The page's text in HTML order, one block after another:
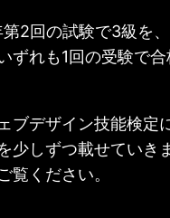
2回の試験で3級を
ずれも1回の受験で
ブデザイン技能検定
少しずつ載せていき
覧ください。